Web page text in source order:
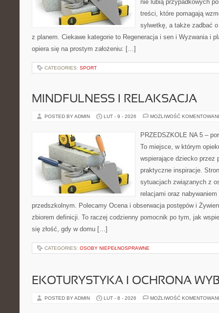
nie lubią przypadkowych
treści, które pomagają
sylwetkę, a także zadbać
z planem. Ciekawe kategorie to Regeneracja i sen i Wyzwania i
opiera się na prostym założeniu: […]
CATEGORIES: SPORT
MINDFULNESS I RELAKSACJA
POSTED BY ADMIN LUT - 9 - 2026 MOŻLIWOŚĆ
PRZEDSZKOLE NA 5 –
To miejsce, w którym
wspierające dziecko przez
praktyczne inspiracje.
sytuacjach związanych z
relacjami oraz
przedszkolnym. Polecamy Ocena i obserwacja postępów i
zbiorem definicji. To raczej codzienny pomocnik po tym, jak
się złość, gdy w domu […]
CATEGORIES: OSOBY NIEPEŁNOSPRAWNE
EKOTURYSTYKA I OCHRONA
POSTED BY ADMIN LUT - 8 - 2026 MOŻLIWOŚĆ